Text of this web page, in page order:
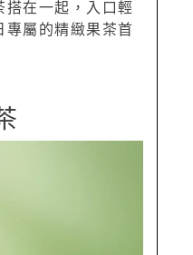
搭在一起，入口輕
專屬的精緻果茶首